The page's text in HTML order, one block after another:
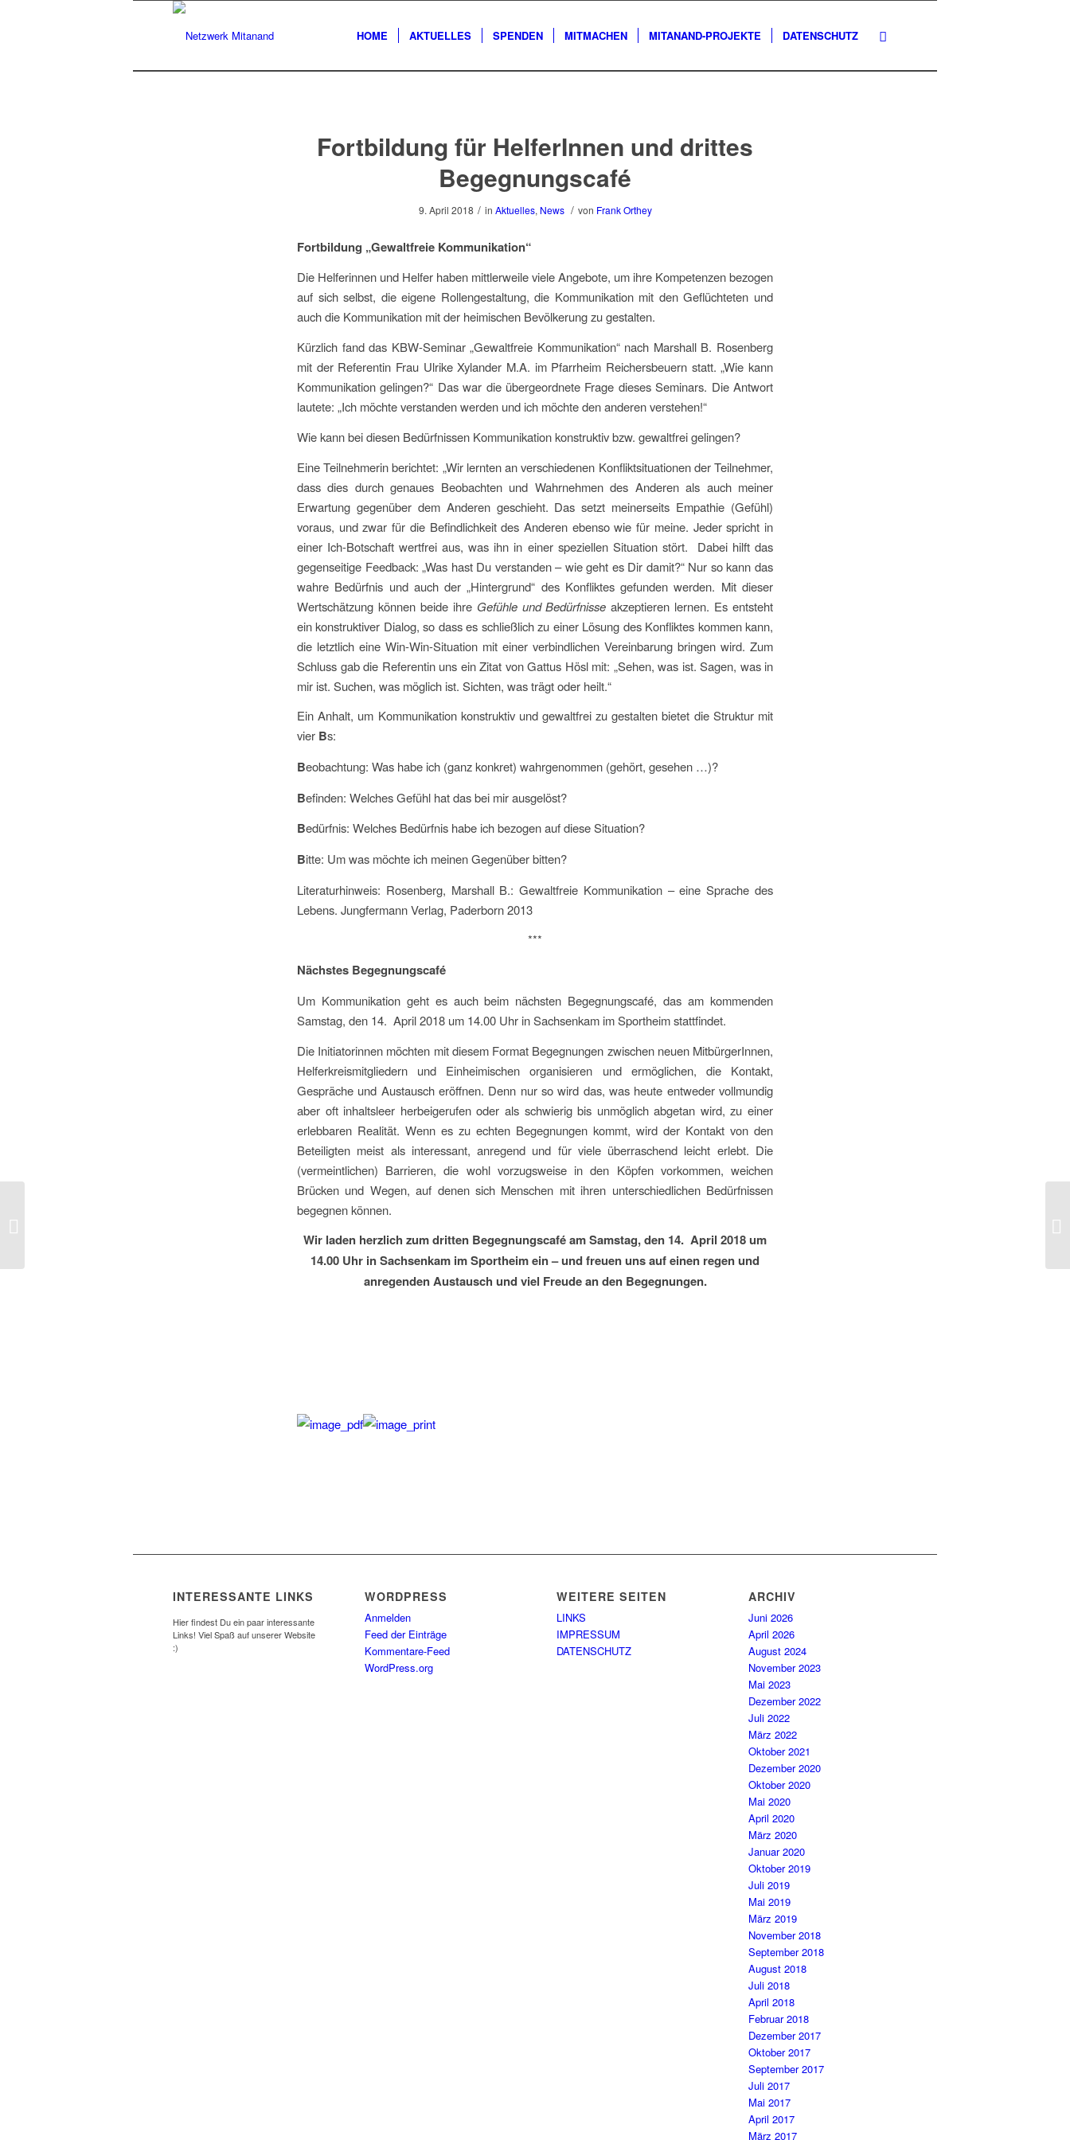
HOME AKTUELLES SPENDEN MITMACHEN MITANAND-PROJEKTE DATENSCHUTZ
Fortbildung für HelferInnen und drittes
Begegnungscafé
9. April 2018 / in Aktuelles, News / von Frank Orthey
Fortbildung „Gewaltfreie Kommunikation“
Die Helferinnen und Helfer haben mittlerweile viele Angebote, um ihre Kompetenzen bezogen
auf sich selbst, die eigene Rollengestaltung, die Kommunikation mit den Geflüchteten und
auch die Kommunikation mit der heimischen Bevölkerung zu gestalten.
Kürzlich fand das KBW-Seminar „Gewaltfreie Kommunikation“ nach Marshall B. Rosenberg
mit der Referentin Frau Ulrike Xylander M.A. im Pfarrheim Reichersbeuern statt. „Wie kann
Kommunikation gelingen?“ Das war die übergeordnete Frage dieses Seminars. Die Antwort
lautete: „Ich möchte verstanden werden und ich möchte den anderen verstehen!“
Wie kann bei diesen Bedürfnissen Kommunikation konstruktiv bzw. gewaltfrei gelingen?
Eine Teilnehmerin berichtet: „Wir lernten an verschiedenen Konfliktsituationen der Teilnehmer,
dass dies durch genaues Beobachten und Wahrnehmen des Anderen als auch meiner
Erwartung gegenüber dem Anderen geschieht. Das setzt meinerseits Empathie (Gefühl)
voraus, und zwar für die Befindlichkeit des Anderen ebenso wie für meine. Jeder spricht in
einer Ich-Botschaft wertfrei aus, was ihn in einer speziellen Situation stört. Dabei hilft das
gegenseitige Feedback: „Was hast Du verstanden – wie geht es Dir damit?“ Nur so kann das
wahre Bedürfnis und auch der „Hintergrund“ des Konfliktes gefunden werden. Mit dieser
Wertschätzung können beide ihre Gefühle und Bedürfnisse akzeptieren lernen. Es entsteht
ein konstruktiver Dialog, so dass es schließlich zu einer Lösung des Konfliktes kommen kann,
die letztlich eine Win-Win-Situation mit einer verbindlichen Vereinbarung bringen wird. Zum
Schluss gab die Referentin uns ein Zitat von Gattus Hösl mit: „Sehen, was ist. Sagen, was in
mir ist. Suchen, was möglich ist. Sichten, was trägt oder heilt.“
Ein Anhalt, um Kommunikation konstruktiv und gewaltfrei zu gestalten bietet die Struktur mit
vier Bs:
Beobachtung: Was habe ich (ganz konkret) wahrgenommen (gehört, gesehen …)?
Befinden: Welches Gefühl hat das bei mir ausgelöst?
Bedürfnis: Welches Bedürfnis habe ich bezogen auf diese Situation?
Bitte: Um was möchte ich meinen Gegenüber bitten?
Literaturhinweis: Rosenberg, Marshall B.: Gewaltfreie Kommunikation – eine Sprache des
Lebens. Jungfermann Verlag, Paderborn 2013
***
Nächstes Begegnungscafé
Um Kommunikation geht es auch beim nächsten Begegnungscafé, das am kommenden
Samstag, den 14. April 2018 um 14.00 Uhr in Sachsenkam im Sportheim stattfindet.
Die Initiatorinnen möchten mit diesem Format Begegnungen zwischen neuen MitbürgerInnen,
Helferkreismitgliedern und Einheimischen organisieren und ermöglichen, die Kontakt,
Gespräche und Austausch eröffnen. Denn nur so wird das, was heute entweder vollmundig
aber oft inhaltsleer herbeigerufen oder als schwierig bis unmöglich abgetan wird, zu einer
erlebbaren Realität. Wenn es zu echten Begegnungen kommt, wird der Kontakt von den
Beteiligten meist als interessant, anregend und für viele überraschend leicht erlebt. Die
(vermeintlichen) Barrieren, die wohl vorzugsweise in den Köpfen vorkommen, weichen
Brücken und Wegen, auf denen sich Menschen mit ihren unterschiedlichen Bedürfnissen
begegnen können.
Wir laden herzlich zum dritten Begegnungscafé am Samstag, den 14. April 2018 um
14.00 Uhr in Sachsenkam im Sportheim ein – und freuen uns auf einen regen und
anregenden Austausch und viel Freude an den Begegnungen.
INTERESSANTE LINKS
Hier findest Du ein paar interessante
Links! Viel Spaß auf unserer Website
:)
WORDPRESS
Anmelden
Feed der Einträge
Kommentare-Feed
WordPress.org
WEITERE SEITEN
LINKS
IMPRESSUM
DATENSCHUTZ
ARCHIV
Juni 2026
April 2026
August 2024
November 2023
Mai 2023
Dezember 2022
Juli 2022
März 2022
Oktober 2021
Dezember 2020
Oktober 2020
Mai 2020
April 2020
März 2020
Januar 2020
Oktober 2019
Juli 2019
Mai 2019
März 2019
November 2018
September 2018
August 2018
Juli 2018
April 2018
Februar 2018
Dezember 2017
Oktober 2017
September 2017
Juli 2017
Mai 2017
April 2017
März 2017